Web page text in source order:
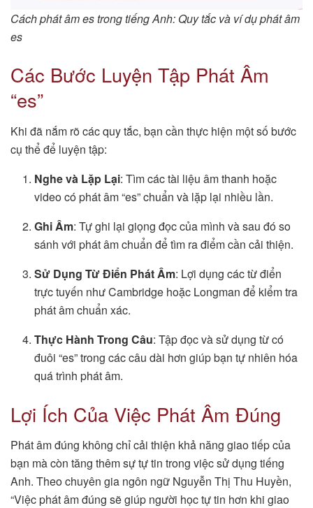
Cách phát âm es trong tiếng Anh: Quy tắc và ví dụ phát âm
es
Các Bước Luyện Tập Phát Âm
“es”
Khi đã nắm rõ các quy tắc, bạn cần thực hiện một số bước
cụ thể để luyện tập:
Nghe và Lặp Lại: Tìm các tài liệu âm thanh hoặc
video có phát âm “es” chuẩn và lặp lại nhiều lần.
Ghi Âm: Tự ghi lại giọng đọc của mình và sau đó so
sánh với phát âm chuẩn để tìm ra điểm cần cải thiện.
Sử Dụng Từ Điển Phát Âm: Lợi dụng các từ điển
trực tuyến như Cambridge hoặc Longman để kiểm tra
phát âm chuẩn xác.
Thực Hành Trong Câu: Tập đọc và sử dụng từ có
đuôi “es” trong các câu dài hơn giúp bạn tự nhiên hóa
quá trình phát âm.
Lợi Ích Của Việc Phát Âm Đúng
Phát âm đúng không chỉ cải thiện khả năng giao tiếp của
bạn mà còn tăng thêm sự tự tin trong việc sử dụng tiếng
Anh. Theo chuyên gia ngôn ngữ Nguyễn Thị Thu Huyền,
“Việc phát âm đúng sẽ giúp người học tự tin hơn khi giao